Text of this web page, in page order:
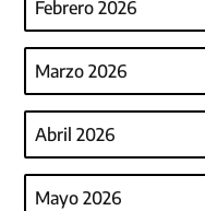
Febrero 2026
Marzo 2026
Abril 2026
Mayo 2026